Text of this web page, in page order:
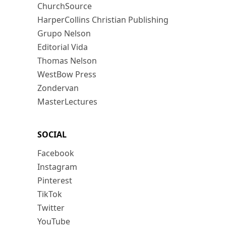
ChurchSource
HarperCollins Christian Publishing
Grupo Nelson
Editorial Vida
Thomas Nelson
WestBow Press
Zondervan
MasterLectures
SOCIAL
Facebook
Instagram
Pinterest
TikTok
Twitter
YouTube